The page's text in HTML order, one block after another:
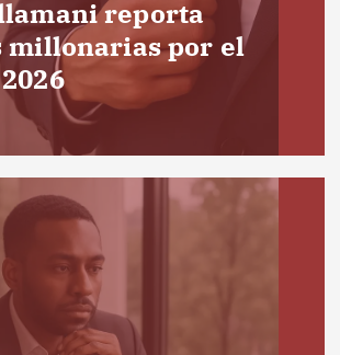
reporta
millonarias por el